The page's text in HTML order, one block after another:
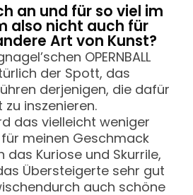
an und für so viel im
also nicht auch für
Art von Kunst?
OPERNBALL
der Spott, das
derjenigen, die dafür
inszenieren.
das vielleicht weniger
meinen Geschmack
Kuriose und Skurrile,
Übersteigerte sehr gut
auch schöne